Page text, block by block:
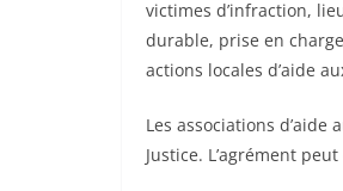
victimes d’infraction,
durable, prise en
actions locales d’aide
Les associations
Justice. L’agrément